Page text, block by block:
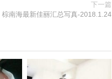
下一篇
棕南海最新佳丽汇总写真-2018.1.24